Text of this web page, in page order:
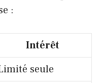
:
Intérêt
seule